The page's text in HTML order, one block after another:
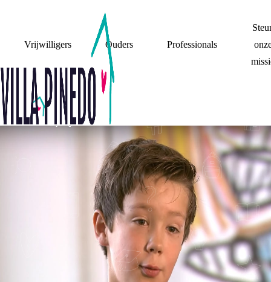
Vrijwilligers Ouders Professionals
FILMPJE MET
ADVIEZEN